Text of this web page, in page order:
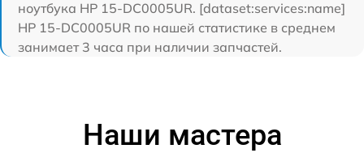
ноутбука HP 15-DC0005UR. [dataset:services:name]
HP 15-DC0005UR по нашей статистике в среднем
занимает 3 часа при наличии запчастей.
Наши мастера